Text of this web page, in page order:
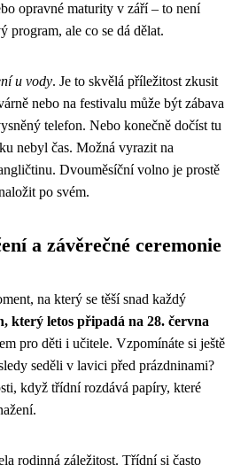
opravné maturity v září – to není
program, ale co se dá dělat.
u vody. Je to skvělá příležitost zkusit
nebo na festivalu může být zábava
telefon. Nebo konečně dočíst tu
nebyl čas. Možná vyrazit na
Dvouměsíční volno je prostě
po svém.
a závěrečné ceremonie
na který se těší snad každý
který letos připadá na 28. června
pro děti i učitele. Vzpomínáte si ještě
seděli v lavici před prázdninami?
když třídní rozdává papíry, které
rodinná záležitost. Třídní si často